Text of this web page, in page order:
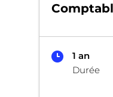
1 an
Durée